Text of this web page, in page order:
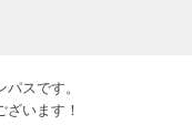
スです。
います！